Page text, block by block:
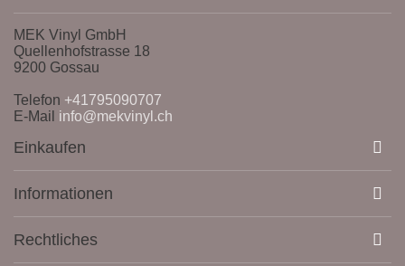
MEK Vinyl GmbH
Quellenhofstrasse 18
9200 Gossau
Telefon +41795090707
E-Mail info@mekvinyl.ch
Einkaufen
Informationen
Rechtliches